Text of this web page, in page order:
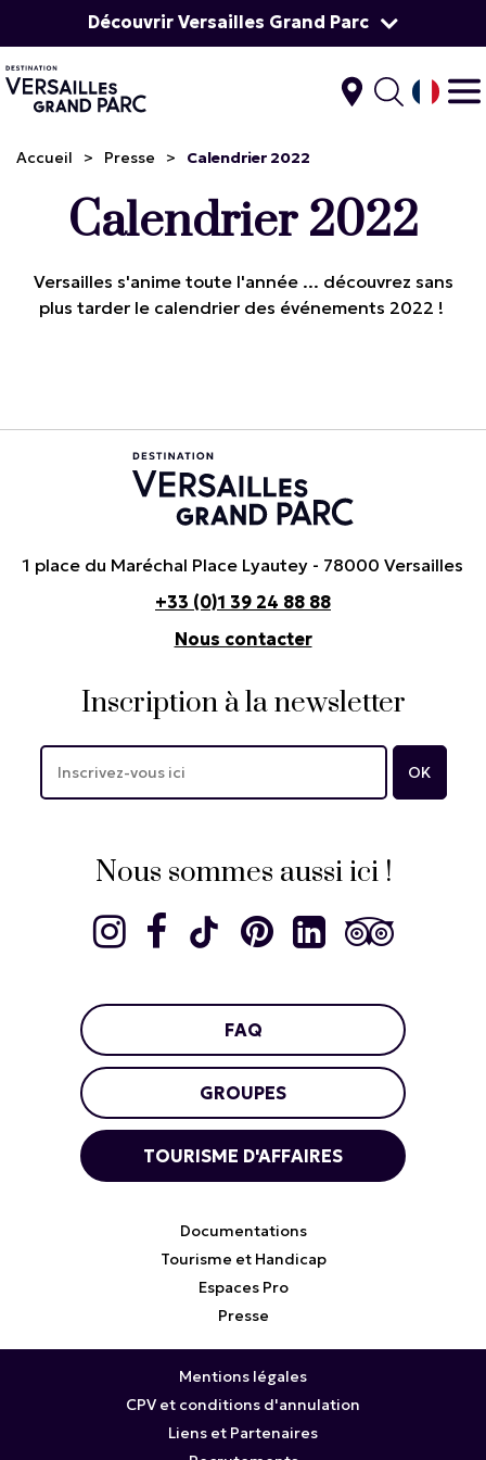
Découvrir Versailles Grand Parc
Accueil > Presse > Calendrier 2022
Calendrier 2022
Versailles s'anime toute l'année ... découvrez sans
plus tarder le calendrier des événements 2022 !
1 place du Maréchal Place Lyautey - 78000 Versailles
+33 (0)1 39 24 88 88
Nous contacter
Inscription à la newsletter
Nous sommes aussi ici !
FAQ
GROUPES
TOURISME D'AFFAIRES
Documentations
Tourisme et Handicap
Espaces Pro
Presse
Mentions légales
CPV et conditions d'annulation
Liens et Partenaires